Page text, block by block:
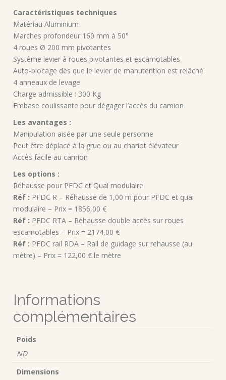
Caractéristiques techniques
Matériau Aluminium
Marches profondeur 160 mm à 50°
4 roues Ø 200 mm pivotantes
Système levier à roues pivotantes et escamotables
Auto-blocage dès que le levier de manutention est relâché
4 anneaux de levage
Charge admissible : 300 Kg
Embase coulissante pour dégager l’accès du camion
Les avantages :
Manipulation aisée par une seule personne
Peut être déplacé à la grue ou au chariot élévateur
Accès facile au camion
Les options :
Réhausse pour PFDC et Quai modulaire
Réf : PFDC R – Réhausse de 1,00 m pour PFDC et quai
modulaire – Prix = 1856,00 €
Réf : PFDC RTA – Réhausse double accès sur roues
escamotables – Prix = 2174,00 €
Réf : PFDC rail RDA – Rail de guidage sur rehausse (au
mètre) – Prix = 122,00 € le mètre
Informations
complémentaires
Poids
ND
Dimensions